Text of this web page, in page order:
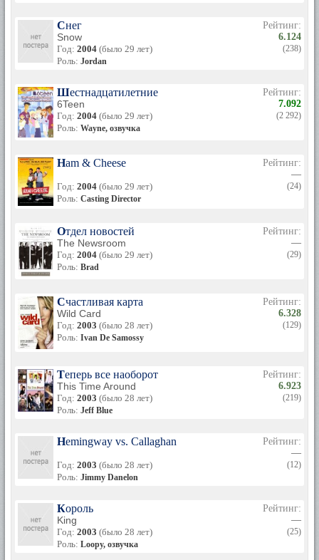
Снег
Snow
Год: 2004 (было 29 лет)
Роль: Jordan
Рейтинг:
6.124
(238)
Шестнадцатилетние
6Teen
Год: 2004 (было 29 лет)
Роль: Wayne, озвучка
Рейтинг:
7.092
(2 292)
Ham & Cheese
Год: 2004 (было 29 лет)
Роль: Casting Director
Рейтинг:
—
(24)
Отдел новостей
The Newsroom
Год: 2004 (было 29 лет)
Роль: Brad
Рейтинг:
—
(29)
Счастливая карта
Wild Card
Год: 2003 (было 28 лет)
Роль: Ivan De Samossy
Рейтинг:
6.328
(129)
Теперь все наоборот
This Time Around
Год: 2003 (было 28 лет)
Роль: Jeff Blue
Рейтинг:
6.923
(219)
Hemingway vs. Callaghan
Год: 2003 (было 28 лет)
Роль: Jimmy Danelon
Рейтинг:
—
(12)
Король
King
Год: 2003 (было 28 лет)
Роль: Loopy, озвучка
Рейтинг:
—
(25)